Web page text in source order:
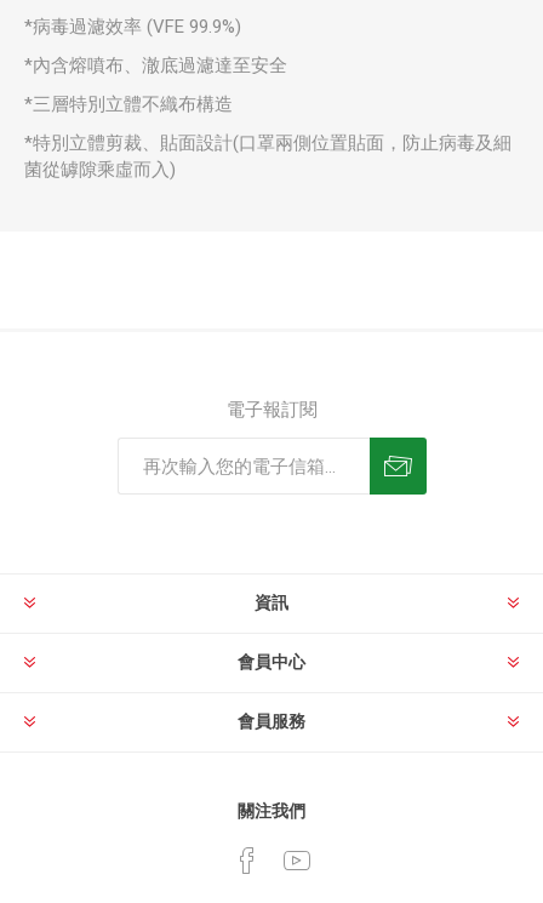
*病毒過濾效率 (VFE 99.9%)
*內含熔噴布、澈底過濾達至安全
*三層特別立體不織布構造
*特別立體剪裁、貼面設計(口罩兩側位置貼面，防止病毒及細
菌從罅隙乘虛而入)
電子報訂閱
資訊
會員中心
會員服務
關注我們